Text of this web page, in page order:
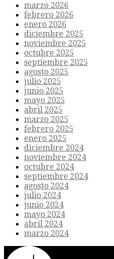
marzo 2026
febrero 2026
enero 2026
diciembre 2025
noviembre 2025
octubre 2025
septiembre 2025
agosto 2025
julio 2025
junio 2025
mayo 2025
abril 2025
marzo 2025
febrero 2025
enero 2025
diciembre 2024
noviembre 2024
octubre 2024
septiembre 2024
agosto 2024
julio 2024
junio 2024
mayo 2024
abril 2024
marzo 2024